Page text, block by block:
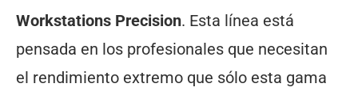
Workstations Precision. Esta línea está
pensada en los profesionales que necesitan
el rendimiento extremo que sólo esta gama